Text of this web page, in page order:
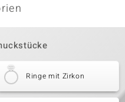
Ringe mit Zirkon